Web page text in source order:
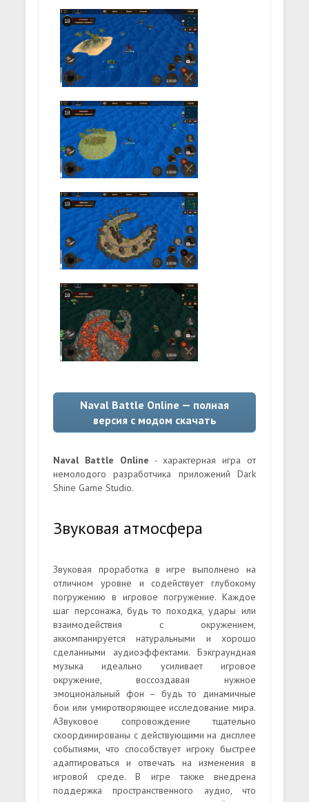
Naval Battle Online — полная
версия с модом скачать
Naval Battle Online - характерная игра от
немолодого разработчика приложений Dark
Shine Game Studio.
Звуковая атмосфера
Звуковая проработка в игре выполнено на
отличном уровне и содействует глубокому
погружению в игровое погружение. Каждое
шаг персонажа, будь то походка, удары или
взаимодействия с окружением,
аккомпанируется натуральными и хорошо
сделанными аудиоэффектами. Бэкграундная
музыка идеально усиливает игровое
окружение, воссоздавая нужное
эмоциональный фон – будь то динамичные
бои или умиротворяющее исследование мира.
АЗвуковое сопровождение тщательно
скоординированы с действующими на дисплее
событиями, что способствует игроку быстрее
адаптироваться и отвечать на изменения в
игровой среде. В игре также внедрена
поддержка пространственного аудио, что